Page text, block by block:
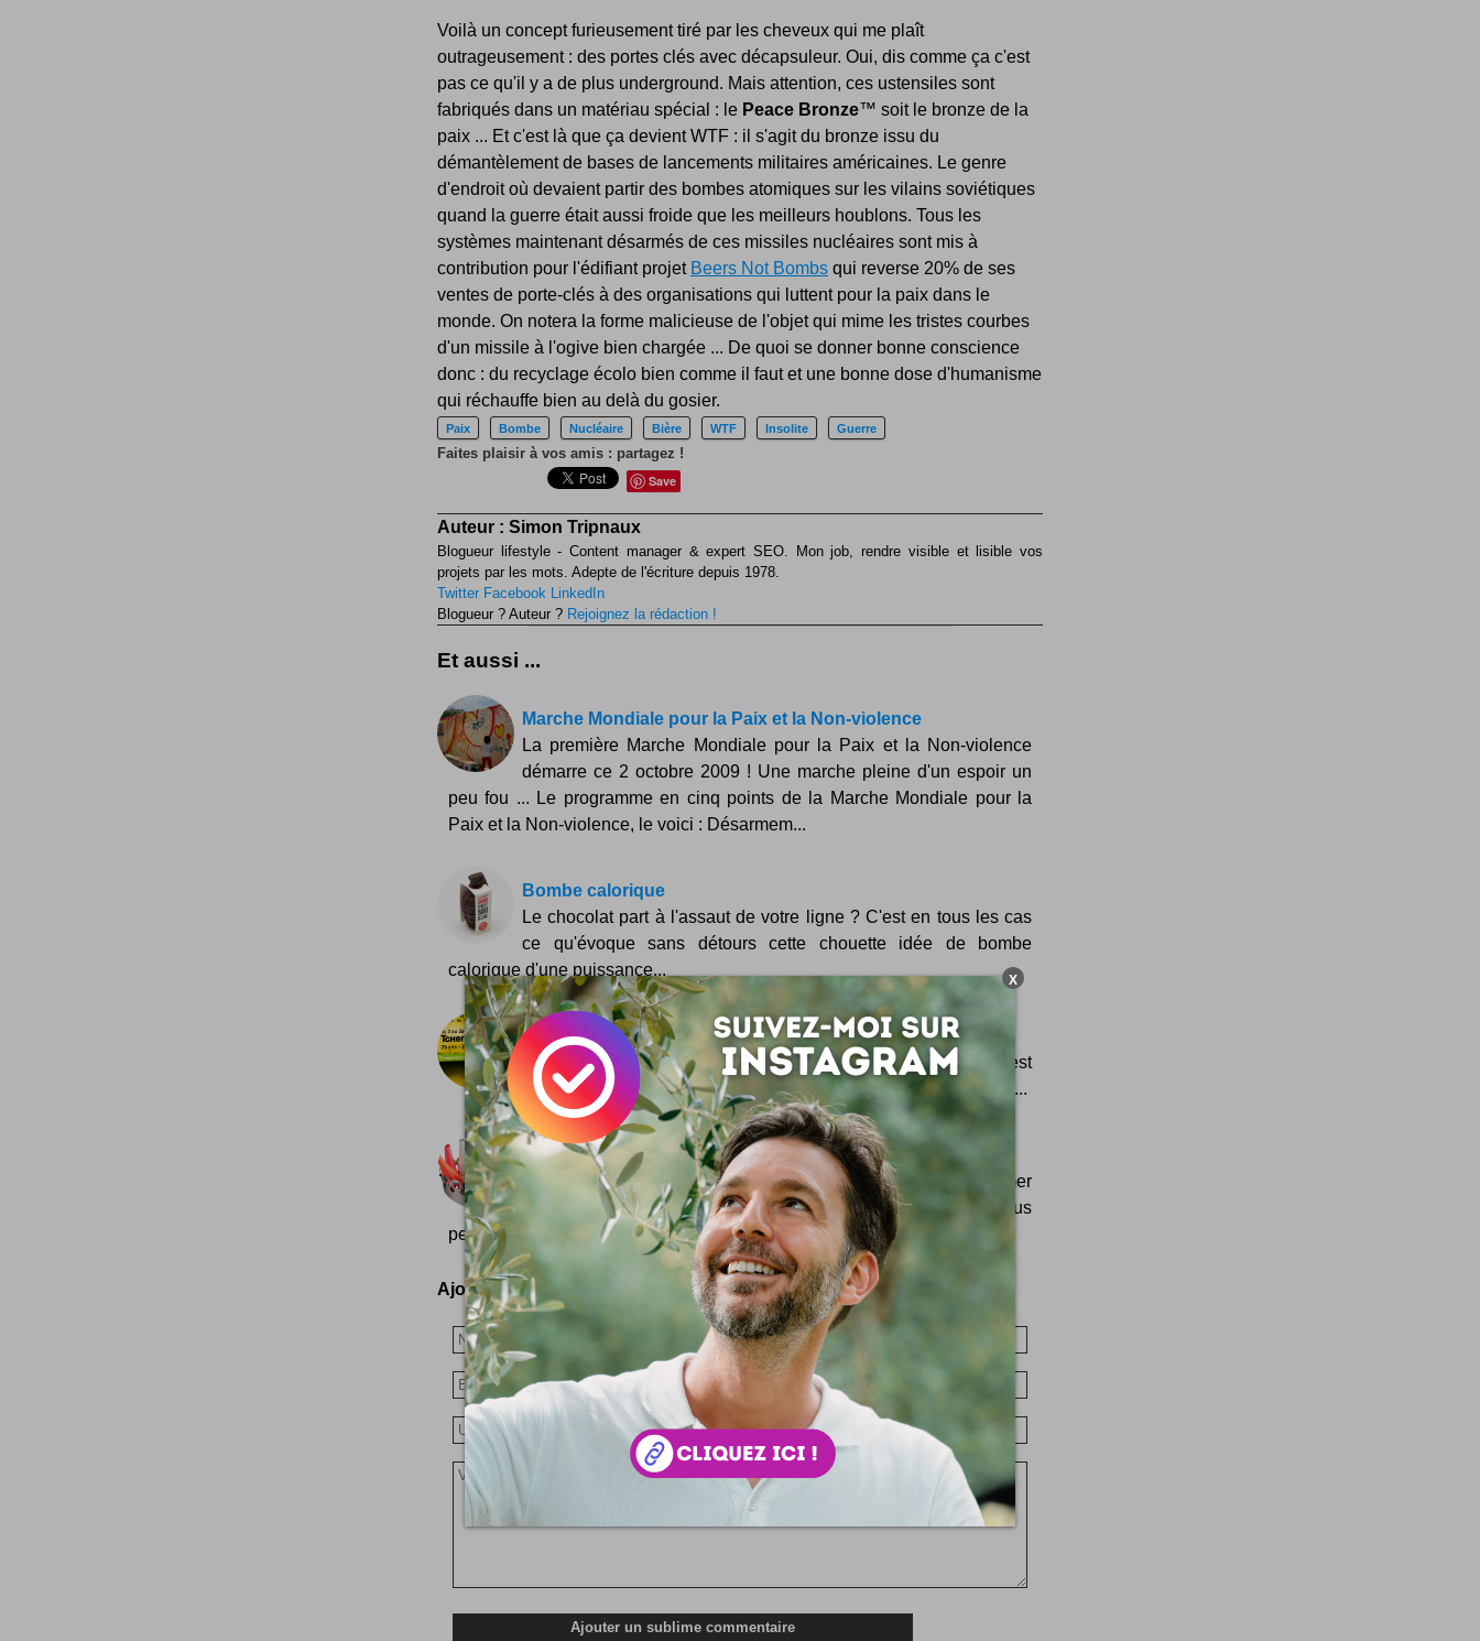
Voilà un concept furieusement tiré par les cheveux qui me plaît
outrageusement : des portes clés avec décapsuleur. Oui, dis comme ça c'est
pas ce qu'il y a de plus underground. Mais attention, ces ustensiles sont
fabriqués dans un matériau spécial : le Peace Bronze™ soit le bronze de la
paix ... Et c'est là que ça devient WTF : il s'agit du bronze issu du
démantèlement de bases de lancements militaires américaines. Le genre
d'endroit où devaient partir des bombes atomiques sur les vilains soviétiques
quand la guerre était aussi froide que les meilleurs houblons. Tous les
systèmes maintenant désarmés de ces missiles nucléaires sont mis à
contribution pour l'édifiant projet Beers Not Bombs qui reverse 20% de ses
ventes de porte-clés à des organisations qui luttent pour la paix dans le
monde. On notera la forme malicieuse de l'objet qui mime les tristes courbes
d'un missile à l'ogive bien chargée ... De quoi se donner bonne conscience
donc : du recyclage écolo bien comme il faut et une bonne dose d'humanisme
qui réchauffe bien au delà du gosier.
Paix Bombe Nucléaire Bière WTF Insolite Guerre
Faites plaisir à vos amis : partagez !
Save
Auteur : Simon Tripnaux
Blogueur lifestyle - Content manager & expert SEO. Mon job, rendre visible et lisible vos
projets par les mots. Adepte de l'écriture depuis 1978.
Twitter Facebook LinkedIn
Blogueur ? Auteur ? Rejoignez la rédaction !
Et aussi ...
Marche Mondiale pour la Paix et la Non-violence
La première Marche Mondiale pour la Paix et la Non-violence
démarre ce 2 octobre 2009 ! Une marche pleine d'un espoir un
peu fou ... Le programme en cinq points de la Marche Mondiale pour la
Paix et la Non-violence, le voici : Désarmem...
Bombe calorique
Le chocolat part à l'assaut de votre ligne ? C'est en tous les cas
ce qu'évoque sans détours cette chouette idée de bombe
calorique d'une puissance...
Chernobyl Day
Envie de changer d'ère ? Et d'ailleurs un bon bol d'air, c'est
toujours meilleur sans césium, vous trouvez pas ? Le chiffre qui...
Seau à glace décapsuleur
Même en consommant avec modération, il faut savoir consommer
avec imagination ! Ce seau à glace muni de décapsuleurs vous
permettra de conserver des bouteilles de bière (par exemple) a...
Ajoutez votre avis !
X